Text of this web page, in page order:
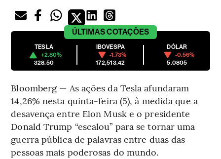
ÚLTIMASCOTAÇÕES
TESLA
+2.80%
328.50
IBOVESPA
-1.73%
172,513.42
DÓLAR
-0.56%
5.0805
Bloomberg — As ações da Tesla afundaram
14,26% nesta quinta-feira (5), à medida que a
desavença entre Elon Musk e o presidente
Donald Trump “escalou” para se tornar uma
guerra pública de palavras entre duas das
pessoas mais poderosas do mundo.